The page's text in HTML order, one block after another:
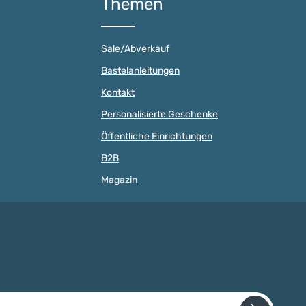
wählbar •
mehreren Clips bzw.
ab 10
wird der
Ab 1.000
Holzclip, damit
entsteht das, worum es beim
Selbermachen geht, ein fertiges
zu greifenSpürbar schwerer und
Angenehm glatte Oberfläche aus
Ahornholz, die man gern in der
Hand behält. Schnell
gefädeltFädelloch von 2,5 bis
Bänder passen ohne Nadel und
roh und natur lasiert. Du stellst dir
genug für Babymünder. Alle
Themen
Sale/Abverkauf
Bastelanleitungen
Kontakt
Personalisierte Geschenke
Öffentliche Einrichtungen
B2B
Magazin
Adresse*